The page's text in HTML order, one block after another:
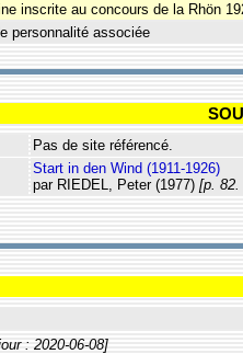
inscrite au concours de la Rhön
personnalité associée
Pas de site référencé.
Start in den Wind (1911-1926)
par RIEDEL, Peter (1977) [p. 82.
: 2020-06-08]